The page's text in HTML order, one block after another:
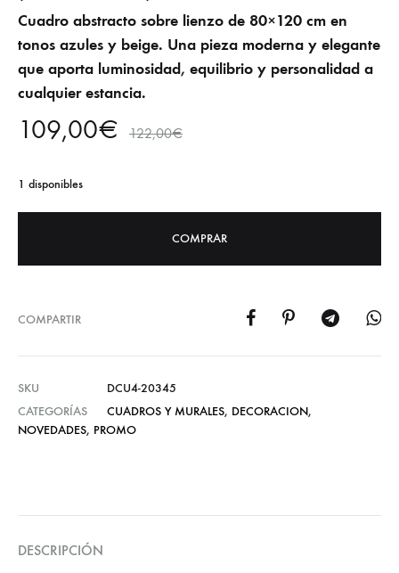
Cuadro abstracto sobre lienzo de 80×120 cm en
tonos azules y beige. Una pieza moderna y elegante
que aporta luminosidad, equilibrio y personalidad a
cualquier estancia.
109,00€ 122,00€
1 disponibles
COMPRAR
COMPARTIR
SKU
DCU4-20345
CATEGORÍAS
CUADROS Y MURALES, DECORACION,
NOVEDADES, PROMO
DESCRIPCIÓN